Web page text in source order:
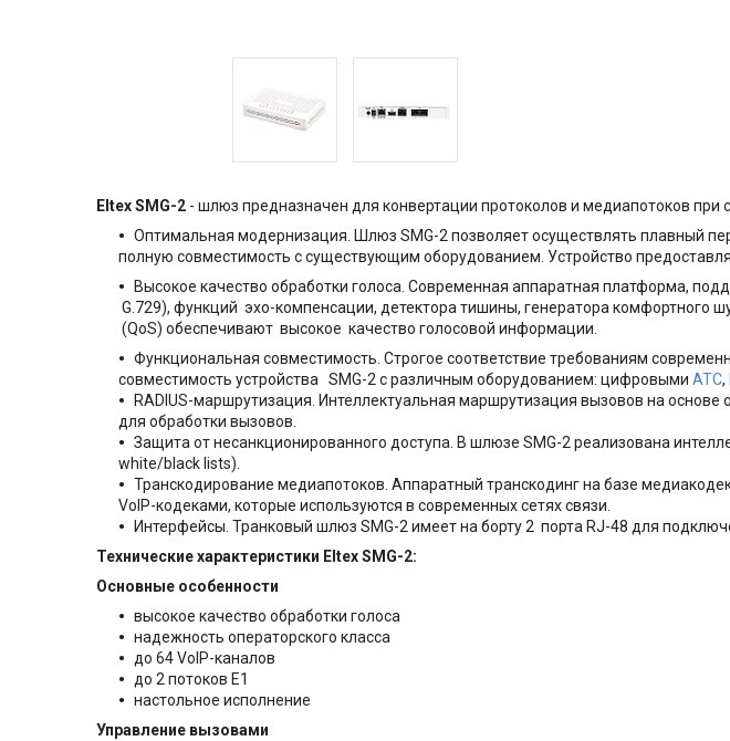
Eltex SMG-2 - шлюз предназначен для конвертации протоколов и медиапотоков при
Оптимальная модернизация. Шлюз SMG-2 позволяет осуществлять плавный
полную совместимость с существующим оборудованием. Устройство
Высокое качество обработки голоса. Современная аппаратная платформа,
G.729), функций эхо-компенсации, детектора тишины, генератора комфортного
(QoS) обеспечивают высокое качество голосовой информации.
Функциональная совместимость. Строгое соответствие требованиям
совместимость устройства SMG-2 с различным оборудованием: цифровыми АТС,
RADIUS-маршрутизация. Интеллектуальная маршрутизация вызовов на основе
для обработки вызовов.
Защита от несанкционированного доступа. В шлюзе SMG-2 реализована
white/black lists).
Транскодирование медиапотоков. Аппаратный транскодинг на базе
VoIP-кодеками, которые используются в современных сетях связи.
Интерфейсы. Транковый шлюз SMG-2 имеет на борту 2 порта RJ-48 для
Технические характеристики Eltex SMG-2:
Основные особенности
высокое качество обработки голоса
надежность операторского класса
до 64 VoIP-каналов
до 2 потоков E1
настольное исполнение
Управление вызовами